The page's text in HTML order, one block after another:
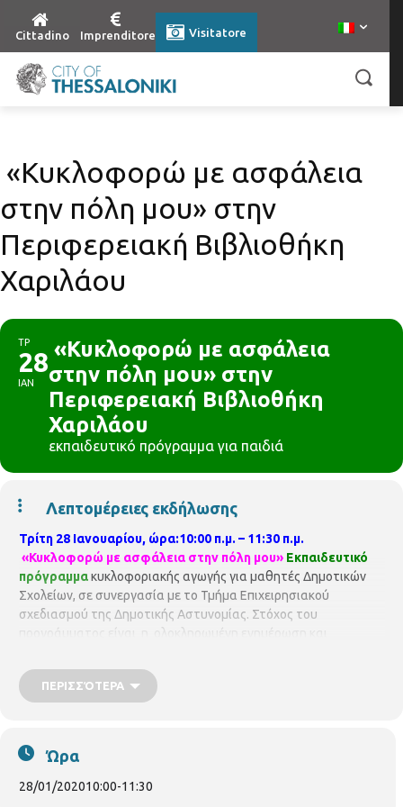
Cittadino Imprenditore Visitatore
«Κυκλοφορώ με ασφάλεια
στην πόλη μου» στην
Περιφερειακή Βιβλιοθήκη
Χαριλάου
ΤΡ
28
ΙΑΝ
«Κυκλοφορώ με ασφάλεια
στην πόλη μου» στην
Περιφερειακή Βιβλιοθήκη
Χαριλάου
εκπαιδευτικό πρόγραμμα για παιδιά
Λεπτομέρειες εκδήλωσης
Τρίτη 28 Ιανουαρίου, ώρα:10:00 π.μ. – 11:30 π.μ.
«Κυκλοφορώ με ασφάλεια στην πόλη μου» Εκπαιδευτικό
πρόγραμμακυκλοφοριακής αγωγής για μαθητές Δημοτικών
Σχολείων, σε συνεργασία με το Τμήμα Επιχειρησιακού
σχεδιασμού της Δημοτικής Αστυνομίας. Στόχος του
προγράμματος είναι η ολοκληρωμένη ενημέρωση και
η διαμόρφωση της κυκλοφοριακής τους νοοτροπίας Το
πρόγραμμα επιμελούνται & παρουσιάζουν οι Δημοτικοί
συμμετοχή είναι δωρεάν, αλλά απαιτείται προεγγραφή. Οι
θέσεις είναι περιορισμένες και θα τηρηθεί απόλυτη σειρά
προτεραιότητας, ενώ θα υπάρξει λίστα αναμονής σε
ΠΕΡΙΣΣΌΤΕΡΑ
Ώρα
28/01/202010:00-11:30